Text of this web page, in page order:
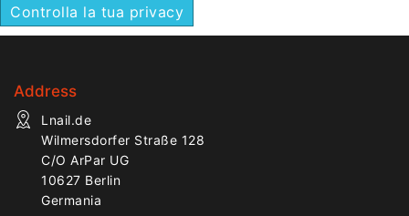
Controlla la tua privacy
Address
Lnail.de
Wilmersdorfer Straße 128
C/O ArPar UG
10627 Berlin
Germania